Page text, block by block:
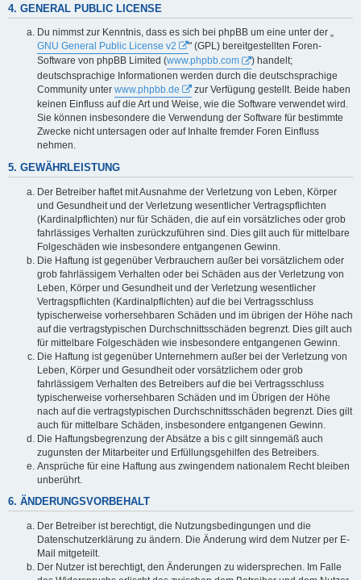
4. GENERAL PUBLIC LICENSE
Du nimmst zur Kenntnis, dass es sich bei phpBB um eine unter der „
GNU General Public License v2
" (GPL) bereitgestellten Foren-
Software von phpBB Limited (www.phpbb.com
) handelt;
deutschsprachige Informationen werden durch die deutschsprachige
Community unter www.phpbb.de
zur Verfügung gestellt. Beide haben
keinen Einfluss auf die Art und Weise, wie die Software verwendet wird.
Sie können insbesondere die Verwendung der Software für bestimmte
Zwecke nicht untersagen oder auf Inhalte fremder Foren Einfluss
nehmen.
5. GEWÄHRLEISTUNG
Der Betreiber haftet mit Ausnahme der Verletzung von Leben, Körper
und Gesundheit und der Verletzung wesentlicher Vertragspflichten
(Kardinalpflichten) nur für Schäden, die auf ein vorsätzliches oder grob
fahrlässiges Verhalten zurückzuführen sind. Dies gilt auch für mittelbare
Folgeschäden wie insbesondere entgangenen Gewinn.
Die Haftung ist gegenüber Verbrauchern außer bei vorsätzlichem oder
grob fahrlässigem Verhalten oder bei Schäden aus der Verletzung von
Leben, Körper und Gesundheit und der Verletzung wesentlicher
Vertragspflichten (Kardinalpflichten) auf die bei Vertragsschluss
typischerweise vorhersehbaren Schäden und im übrigen der Höhe nach
auf die vertragstypischen Durchschnittsschäden begrenzt. Dies gilt auch
für mittelbare Folgeschäden wie insbesondere entgangenen Gewinn.
Die Haftung ist gegenüber Unternehmern außer bei der Verletzung von
Leben, Körper und Gesundheit oder vorsätzlichem oder grob
fahrlässigem Verhalten des Betreibers auf die bei Vertragsschluss
typischerweise vorhersehbaren Schäden und im Übrigen der Höhe
nach auf die vertragstypischen Durchschnittsschäden begrenzt. Dies gilt
auch für mittelbare Schäden, insbesondere entgangenen Gewinn.
Die Haftungsbegrenzung der Absätze a bis c gilt sinngemäß auch
zugunsten der Mitarbeiter und Erfüllungsgehilfen des Betreibers.
Ansprüche für eine Haftung aus zwingendem nationalem Recht bleiben
unberührt.
6. ÄNDERUNGSVORBEHALT
Der Betreiber ist berechtigt, die Nutzungsbedingungen und die
Datenschutzerklärung zu ändern. Die Änderung wird dem Nutzer per E-
Mail mitgeteilt.
Der Nutzer ist berechtigt, den Änderungen zu widersprechen. Im Falle